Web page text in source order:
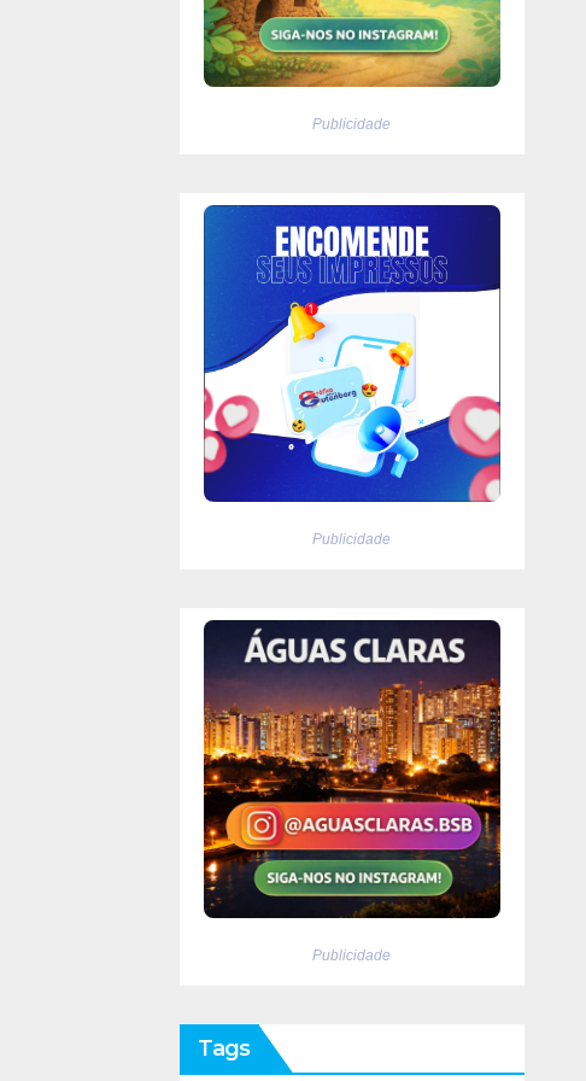
Publicidade
Publicidade
Publicidade
Tags